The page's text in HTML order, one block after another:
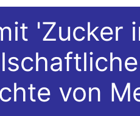
'Zucker
von